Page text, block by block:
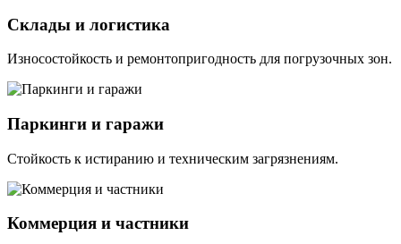
Склады и логистика
Износостойкость и ремонтопригодность для погрузочных зон.
Паркинги и гаражи
Стойкость к истиранию и техническим загрязнениям.
Коммерция и частники